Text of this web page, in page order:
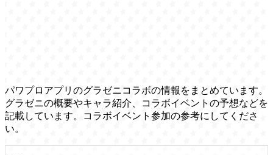
パワプロアプリのグラゼニコラボの情報をまとめています。
グラゼニの概要やキャラ紹介、コラボイベントの予想などを
記載しています。コラボイベント参加の参考にしてくださ
い。